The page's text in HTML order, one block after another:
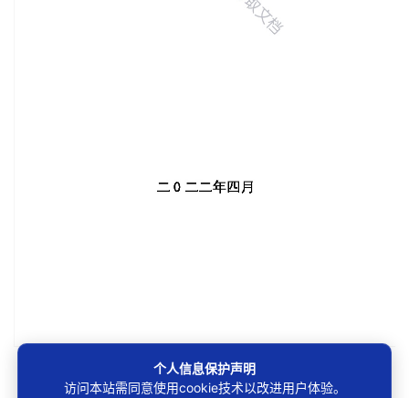
个人信息保护声明
访问本站需同意使用cookie技术以改进用户体验。